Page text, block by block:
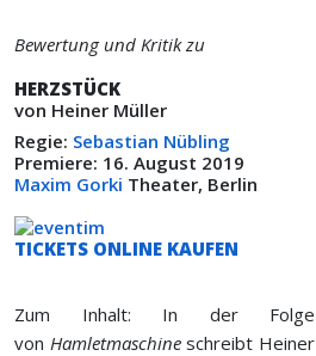
Bewertung und Kritik zu
HERZSTÜCK
von Heiner Müller
Regie: Sebastian Nübling
Premiere: 16. August 2019
Maxim Gorki Theater, Berlin
TICKETS ONLINE KAUFEN
Zum Inhalt: In der Folge
von Hamletmaschineschreibt Heiner